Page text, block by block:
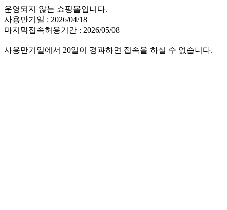
운영되지 않는 쇼핑몰입니다.
사용만기일 : 2026/04/18
마지막접속허용기간 : 2026/05/08
사용만기일에서 20일이 경과하면 접속을 하실 수 없습니다.